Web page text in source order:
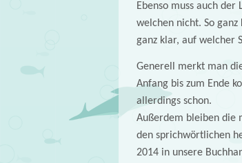
Ebenso muss auch
welchen nicht. So
ganz klar, auf welcher
Generell merkt man
Anfang bis zum Ende
allerdings schon.
Außerdem bleiben die
den sprichwörtlichen
2014 in unsere